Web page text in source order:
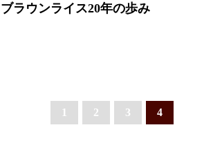
ブラウンライス20年の歩み
1 2 3 4